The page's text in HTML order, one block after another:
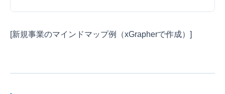
[新規事業のマインドマップ例（xGrapherで作成）]